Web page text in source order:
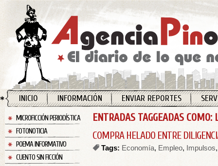
INICIO INFORMACIÓN ENVIAR REPORTES
MICROFICCIÓN PERIODÍSTICA
FOTONOTICIA
POEMA INFORMATIVO
CUENTO SIN FICCIÓN
ENTRADAS TAGGEADAS COMO:
COMPRA HELADO ENTRE
Tags: Economía, Empleo, Impulsos